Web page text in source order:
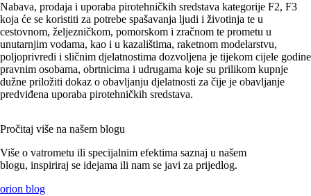
Nabava, prodaja i uporaba pirotehničkih sredstava kategorije F2, F3
koja će se koristiti za potrebe spašavanja ljudi i životinja te u
cestovnom, željezničkom, pomorskom i zračnom te prometu u
unutarnjim vodama, kao i u kazalištima, raketnom modelarstvu,
poljoprivredi i sličnim djelatnostima dozvoljena je tijekom cijele godine
pravnim osobama, obrtnicima i udrugama koje su prilikom kupnje
dužne priložiti dokaz o obavljanju djelatnosti za čije je obavljanje
predviđena uporaba pirotehničkih sredstava.
Pročitaj više na našem blogu
Više o vatrometu ili specijalnim efektima saznaj u našem
blogu, inspiriraj se idejama ili nam se javi za prijedlog.
orion blog